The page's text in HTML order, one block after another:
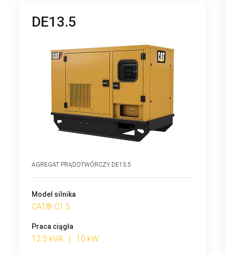
DE13.5
AGREGAT PRĄDOTWÓRCZY DE13.5
Model silnika
CAT® C1.5
Praca ciągła
12.5 kVA | 10 kW